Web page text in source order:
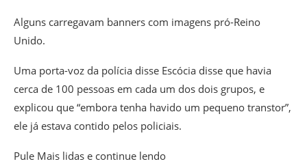
Alguns carregavam banners com imagens pró-Reino
Unido.
Uma porta-voz da polícia disse Escócia disse que havia
cerca de 100 pessoas em cada um dos dois grupos, e
explicou que “embora tenha havido um pequeno transtor”,
ele já estava contido pelos policiais.
Pule Mais lidas e continue lendo